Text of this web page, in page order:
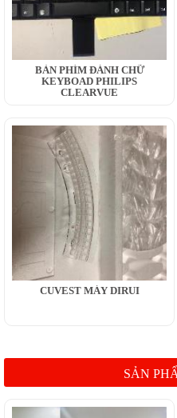
BÀN PHÍM ĐÁNH CHỮ
KEYBOAD PHILIPS
CLEARVUE
CUVEST MÁY DIRUI
SẢN